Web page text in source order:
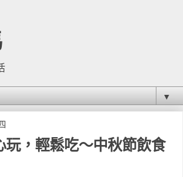
▼
玩，輕鬆吃～中秋節飲食